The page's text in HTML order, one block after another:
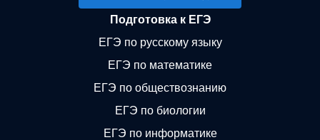
Подготовка к ЕГЭ
ЕГЭ по русскому языку
ЕГЭ по математике
ЕГЭ по обществознанию
ЕГЭ по биологии
ЕГЭ по информатике